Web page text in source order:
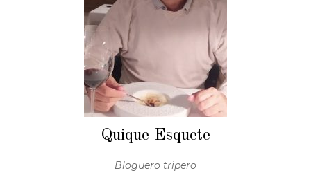
Quique Esquete
Bloguero tripero